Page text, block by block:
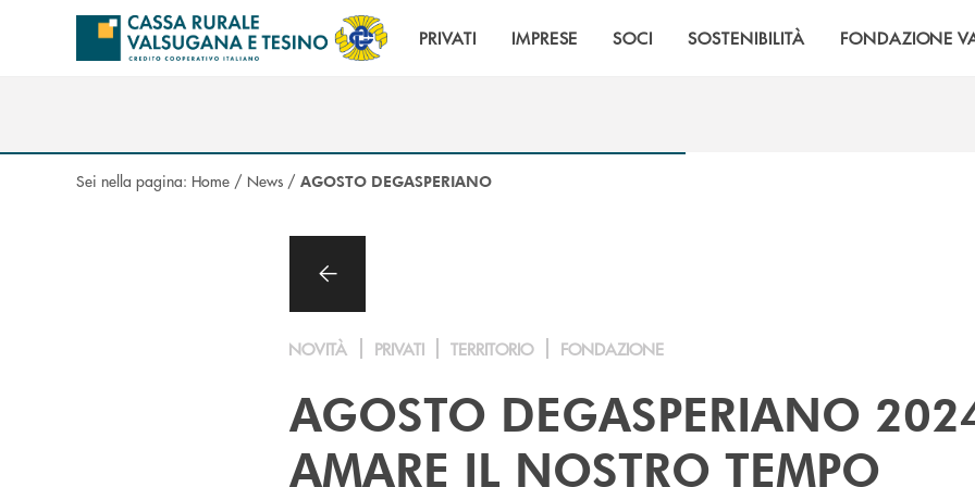
Salta al contenuto principale
PRIVATI IMPRESE SOCI SOSTENIBILITÀ FONDAZIONE
Sei nella pagina: Home / News / AGOSTO DEGASPERIANO
NOVITÀ PRIVATI TERRITORIO FONDAZIONE
AGOSTO DEGASPERIANO
AMARE IL NOSTRO TEMPO